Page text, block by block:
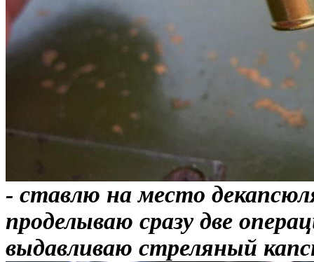
- ставлю на место
проделываю сразу две
выдавливаю стреляный